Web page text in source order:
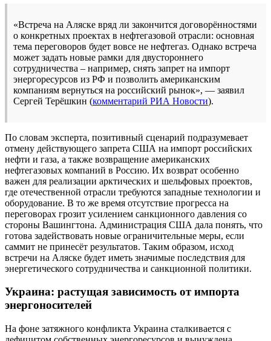
«Встреча на Аляске вряд ли закончится договорённостями
о конкретных проектах в нефтегазовой отрасли: основная
тема переговоров будет вовсе не нефтегаз. Однако встреча
может задать новые рамки для двустороннего
сотрудничества – например, снять запрет на импорт
энергоресурсов из РФ и позволить американским
компаниям вернуться на российский рынок», — заявил
Сергей Терёшкин (комментарий РИА Новости).
По словам эксперта, позитивный сценарий подразумевает
отмену действующего запрета США на импорт российских
нефти и газа, а также возвращение американских
нефтегазовых компаний в Россию. Их возврат особенно
важен для реализации арктических и шельфовых проектов,
где отечественной отрасли требуются западные технологии и
оборудование. В то же время отсутствие прогресса на
переговорах грозит усилением санкционного давления со
стороны Вашингтона. Администрация США дала понять, что
готова задействовать новые ограничительные меры, если
саммит не принесёт результатов. Таким образом, исход
встречи на Аляске будет иметь значимые последствия для
энергетического сотрудничества и санкционной политики.
Украина: растущая зависимость от импорта
энергоносителей
На фоне затяжного конфликта Украина сталкивается с